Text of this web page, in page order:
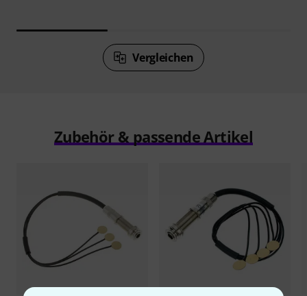
Vergleichen
Zubehör & passende Artikel